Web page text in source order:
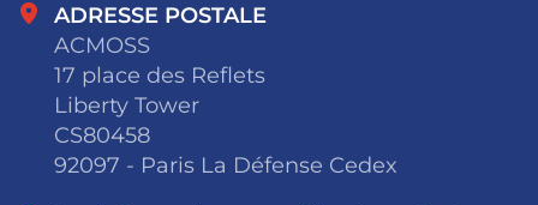
ADRESSE POSTALE
ACMOSS
17 place des Reflets
Liberty Tower
CS80458
92097 - Paris La Défense Cedex